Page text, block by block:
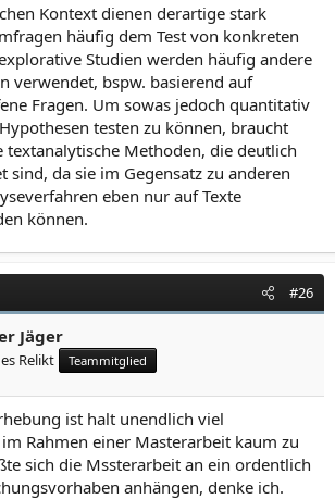
Kontext dienen derartige stark
häufig dem Test von konkreten
Studien werden häufig andere
verwendet, bspw. basierend auf
Fragen. Um sowas jedoch quantitativ
testen zu können, braucht
textanalytische Methoden, die deutlich
sind, da sie im Gegensatz zu anderen
eben nur auf Texte
können.
#26
Jäger
Relikt Teammitglied
ist halt unendlich viel
Rahmen einer Masterarbeit kaum zu
sich die Mssterarbeit an ein ordentlich
anhängen, denke ich.